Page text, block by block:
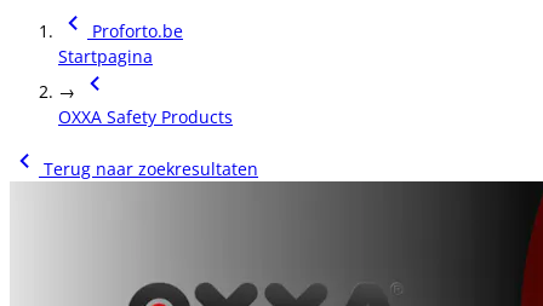
Proforto.be
Startpagina
→
OXXA Safety Products
Terug naar zoekresultaten